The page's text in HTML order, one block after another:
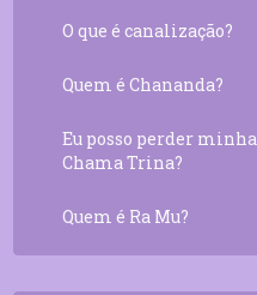
O que é canalização?
Quem é Chananda?
Eu posso perder minha
Chama Trina?
Quem é Ra Mu?